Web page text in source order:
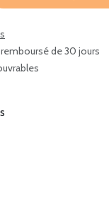
de 30 jours